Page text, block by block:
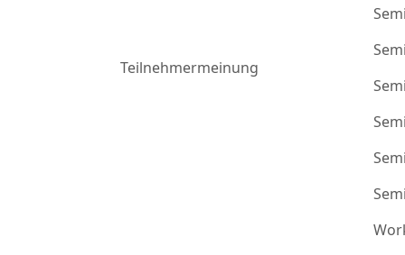
Teilnehmermeinung